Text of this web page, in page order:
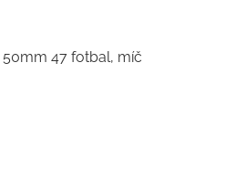
47 fotbal, míč